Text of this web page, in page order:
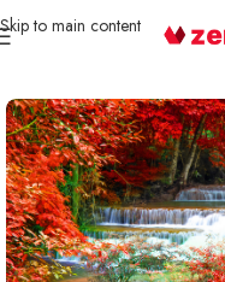
Skip to main content